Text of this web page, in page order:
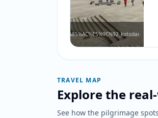
TRAVEL MAP
Explore the
See how the pilgrimage